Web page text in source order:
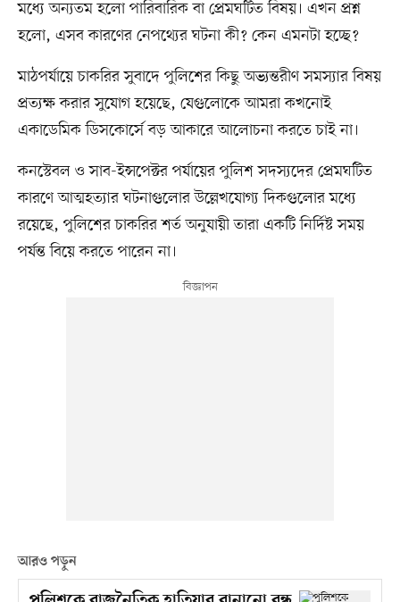
মধ্যে অন্যতম হলো পারিবারিক বা প্রেমঘটিত বিষয়। এখন প্রশ্ন
হলো, এসব কারণের নেপথ্যের ঘটনা কী? কেন এমনটা হচ্ছে?
মাঠপর্যায়ে চাকরির সুবাদে পুলিশের কিছু অভ্যন্তরীণ সমস্যার বিষয়
প্রত্যক্ষ করার সুযোগ হয়েছে, যেগুলোকে আমরা কখনোই
একাডেমিক ডিসকোর্সে বড় আকারে আলোচনা করতে চাই না।
কনস্টেবল ও সাব-ইন্সপেক্টর পর্যায়ের পুলিশ সদস্যদের প্রেমঘটিত
কারণে আত্মহত্যার ঘটনাগুলোর উল্লেখযোগ্য দিকগুলোর মধ্যে
রয়েছে, পুলিশের চাকরির শর্ত অনুযায়ী তারা একটি নির্দিষ্ট সময়
পর্যন্ত বিয়ে করতে পারেন না।
আরও পড়ুন